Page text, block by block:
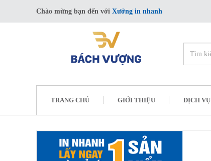
Chào mừng bạn đến với Xưởng in nhanh
TRANG CHỦ GIỚI THIỆU DỊCH VỤ